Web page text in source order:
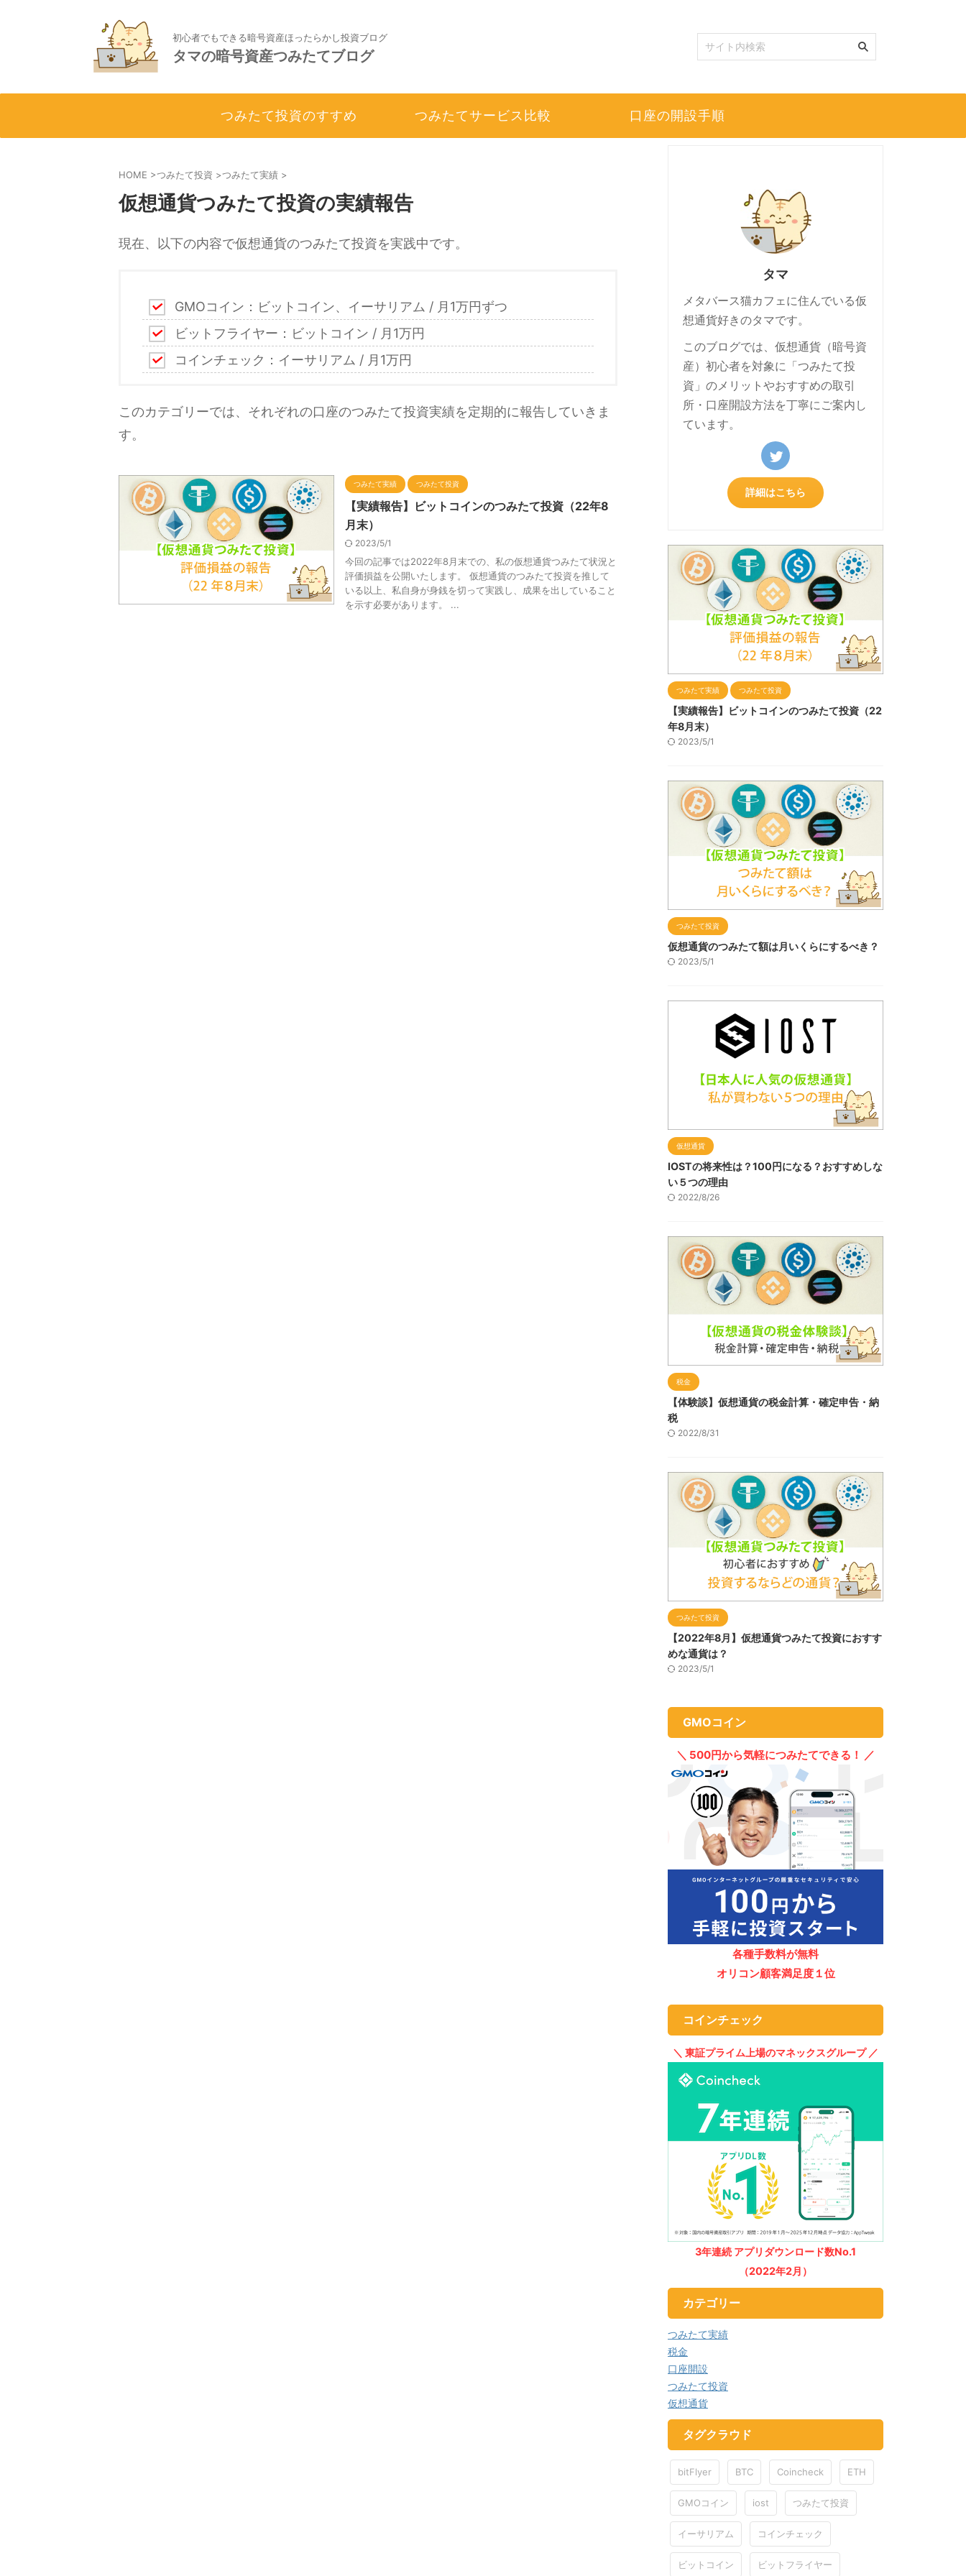
初心者でもできる暗号資産ほったらかし投資ブログ
タマの暗号資産つみたてブログ
つみたて投資のすすめ つみたてサービス比較 口座の開設手順
HOME >つみたて投資 >つみたて実績 >
仮想通貨つみたて投資の実績報告
現在、以下の内容で仮想通貨のつみたて投資を実践中です。
GMOコイン：ビットコイン、イーサリアム / 月1万円ずつ
ビットフライヤー：ビットコイン / 月1万円
コインチェック：イーサリアム / 月1万円
このカテゴリーでは、それぞれの口座のつみたて投資実績を定期的に報告していきま
す。
つみたて実績 つみたて投資
【実績報告】ビットコインのつみたて投資（22年8
月末）
2023/5/1
今回の記事では2022年8月末での、私の仮想通貨つみたて状況と
評価損益を公開いたします。 仮想通貨のつみたて投資を推して
いる以上、私自身が身銭を切って実践し、成果を出していること
を示す必要があります。 ...
タマ
メタバース猫カフェに住んでいる仮
想通貨好きのタマです。
このブログでは、仮想通貨（暗号資
産）初心者を対象に「つみたて投
資」のメリットやおすすめの取引
所・口座開設方法を丁寧にご案内し
ています。
詳細はこちら
つみたて実績 つみたて投資
【実績報告】ビットコインのつみたて投資（22
年8月末）
2023/5/1
つみたて投資
仮想通貨のつみたて額は月いくらにするべき？
2023/5/1
仮想通貨
IOSTの将来性は？100円になる？おすすめしな
い５つの理由
2022/8/26
税金
【体験談】仮想通貨の税金計算・確定申告・納
税
2022/8/31
つみたて投資
【2022年8月】仮想通貨つみたて投資におすす
めな通貨は？
2023/5/1
GMOコイン
＼ 500円から気軽につみたてできる！ ／
各種手数料が無料
オリコン顧客満足度１位
コインチェック
＼ 東証プライム上場のマネックスグループ ／
3年連続 アプリダウンロード数No.1
（2022年2月）
カテゴリー
つみたて実績
税金
口座開設
つみたて投資
仮想通貨
タグクラウド
bitFlyer BTC Coincheck ETH
GMOコイン iost つみたて投資
イーサリアム コインチェック
ビットコイン ビットフライヤー